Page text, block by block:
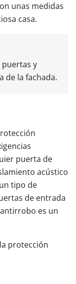
unas medidas
casa.
puertas y
de la fachada.
puerta de
acústico
tipo de
de entrada
es un
protección